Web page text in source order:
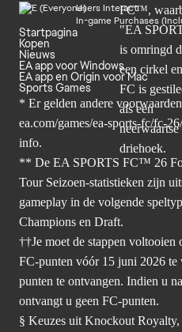
Users Interact
In-game Purchases
Startpagina
Kopen
Nieuws
EA app voor Windows
EA app en Origin voor Mac
Sports Games
* Er gelden andere
ea.com/games/ea-sports-fc/fc-
info.
** De EA SPORTS FC™ 26
Tour Seizoen-statistieken zijn
gameplay in de volgende
Champions en Draft.
††Je moet de stappen voltooien
FC-punten vóór 15 juni 2026
punten te ontvangen. Indien u
ontvangt u geen FC-punten.
§ Keuzes uit Knockout